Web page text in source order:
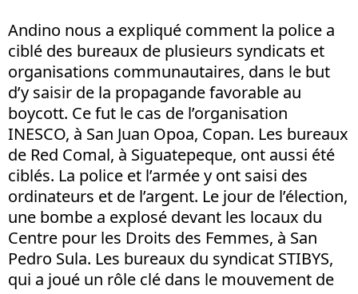
Andino nous a expliqué comment la police a
ciblé des bureaux de plusieurs syndicats et
organisations communautaires, dans le but
d’y saisir de la propagande favorable au
boycott. Ce fut le cas de l’organisation
INESCO, à San Juan Opoa, Copan. Les bureaux
de Red Comal, à Siguatepeque, ont aussi été
ciblés. La police et l’armée y ont saisi des
ordinateurs et de l’argent. Le jour de l’élection,
une bombe a explosé devant les locaux du
Centre pour les Droits des Femmes, à San
Pedro Sula. Les bureaux du syndicat STIBYS,
qui a joué un rôle clé dans le mouvement de